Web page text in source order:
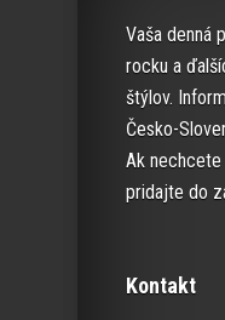
Vaša denná
rocku a
štýlov.
Česko-
Ak nechcete
pridajte do
Kontakt